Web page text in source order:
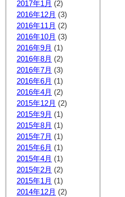
2017年1月 (2)
2016年12月 (3)
2016年11月 (2)
2016年10月 (3)
2016年9月 (1)
2016年8月 (2)
2016年7月 (3)
2016年6月 (1)
2016年4月 (2)
2015年12月 (2)
2015年9月 (1)
2015年8月 (1)
2015年7月 (1)
2015年6月 (1)
2015年4月 (1)
2015年2月 (2)
2015年1月 (1)
2014年12月 (2)